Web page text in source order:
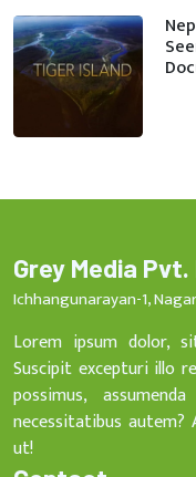
Grey Media
Ichhangunarayan-1,
Lorem ipsum dolor,
Suscipit excepturi illo
possimus,
necessitatibus autem?
ut!